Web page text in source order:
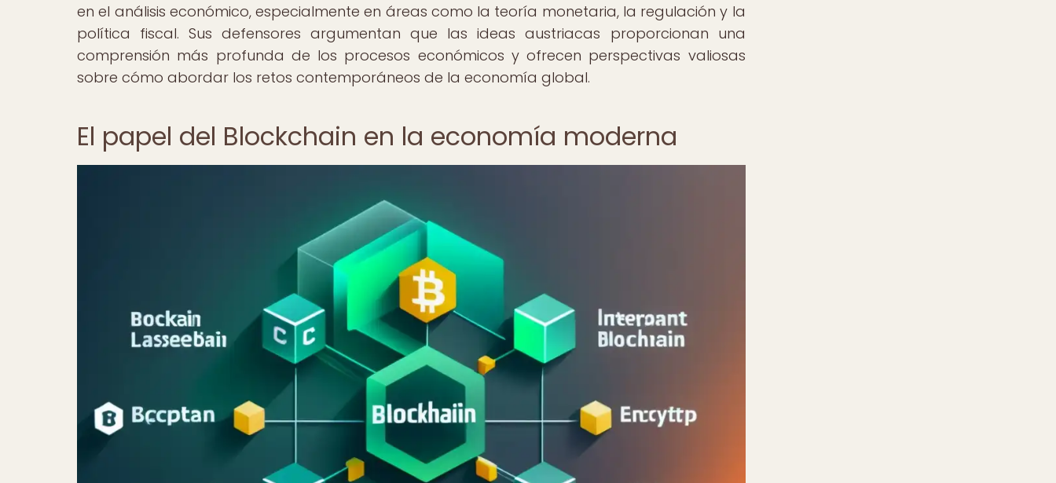
en el análisis económico, especialmente en áreas como la teoría monetaria, la regulación y la
política fiscal. Sus defensores argumentan que las ideas austriacas proporcionan una
comprensión más profunda de los procesos económicos y ofrecen perspectivas valiosas
sobre cómo abordar los retos contemporáneos de la economía global.
El papel del Blockchain en la economía moderna